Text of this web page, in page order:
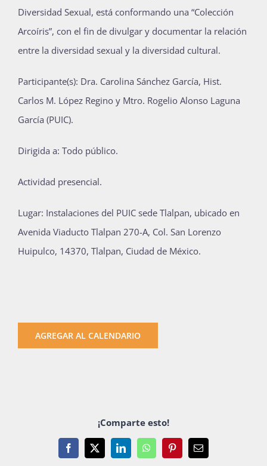
Diversidad Sexual, está conformando una “Colección
Arcoíris”, con el fin de divulgar y documentar la relación
entre la diversidad sexual y la diversidad cultural.
Participante(s): Dra. Carolina Sánchez García, Hist.
Carlos M. López Regino y Mtro. Rogelio Alonso Laguna
García (PUIC).
Dirigida a: Todo público.
Actividad presencial.
Lugar: Instalaciones del PUIC sede Tlalpan, ubicado en
Avenida Viaducto Tlalpan 270-A, Col. San Lorenzo
Huipulco, 14370, Tlalpan, Ciudad de México.
AGREGAR AL CALENDARIO
¡Comparte esto!
Facebook
X LinkedInWhatsAppPinterestEmail